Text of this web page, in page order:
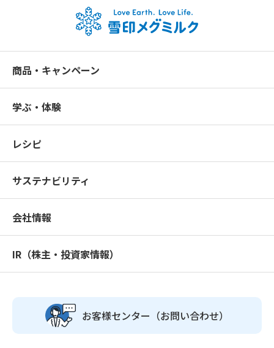
商品・キャンペーン
学ぶ・体験
レシピ
サステナビリティ
会社情報
IR（株主・投資家情報）
お客様センター （お問い合わせ）